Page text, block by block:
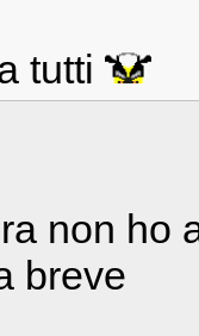
tutti
non ho
breve